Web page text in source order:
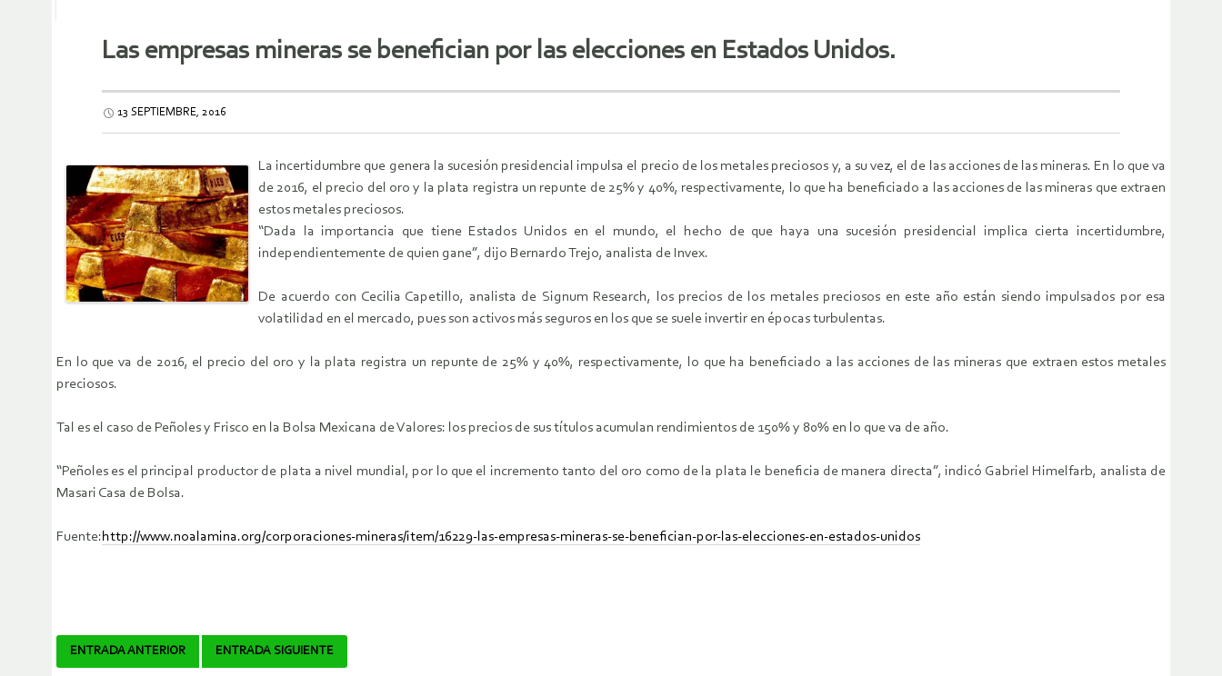
Las empresas mineras se benefician por las elecciones en Estados Unidos.
13 SEPTIEMBRE, 2016
La incertidumbre que genera la sucesión presidencial impulsa el precio de los metales preciosos y, a su vez, el de las acciones de las mineras. En lo que va
de 2016, el precio del oro y la plata registra un repunte de 25% y 40%, respectivamente, lo que ha beneficiado a las acciones de las mineras que extraen
estos metales preciosos.
“Dada la importancia que tiene Estados Unidos en el mundo, el hecho de que haya una sucesión presidencial implica cierta incertidumbre,
independientemente de quien gane”, dijo Bernardo Trejo, analista de Invex.
De acuerdo con Cecilia Capetillo, analista de Signum Research, los precios de los metales preciosos en este año están siendo impulsados por esa
volatilidad en el mercado, pues son activos más seguros en los que se suele invertir en épocas turbulentas.
En lo que va de 2016, el precio del oro y la plata registra un repunte de 25% y 40%, respectivamente, lo que ha beneficiado a las acciones de las mineras que extraen estos metales
preciosos.
Tal es el caso de Peñoles y Frisco en la Bolsa Mexicana de Valores: los precios de sus títulos acumulan rendimientos de 150% y 80% en lo que va de año.
“Peñoles es el principal productor de plata a nivel mundial, por lo que el incremento tanto del oro como de la plata le beneficia de manera directa”, indicó Gabriel Himelfarb, analista de
Masari Casa de Bolsa.
Fuente:http://www.noalamina.org/corporaciones-mineras/item/16229-las-empresas-mineras-se-benefician-por-las-elecciones-en-estados-unidos
Navegador
ENTRADA ANTERIOR ENTRADA SIGUIENTE